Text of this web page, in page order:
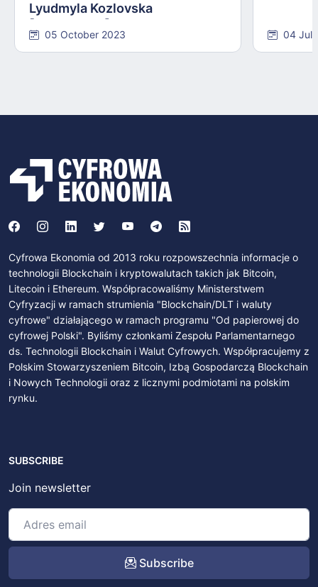
Lyudmyla Kozlovska
05 October 2023 04
Cyfrowa Ekonomia od 2013 roku rozpowszechnia informacje o
technologii Blockchain i kryptowalutach takich jak Bitcoin,
Litecoin i Ethereum. Współpracowaliśmy Ministerstwem
Cyfryzacji w ramach strumienia "Blockchain/DLT i waluty
cyfrowe" działającego w ramach programu "Od papierowej do
cyfrowej Polski". Byliśmy członkami Zespołu Parlamentarnego
ds. Technologii Blockchain i Walut Cyfrowych. Współpracujemy z
Polskim Stowarzyszeniem Bitcoin, Izbą Gospodarczą Blockchain
i Nowych Technologii oraz z licznymi podmiotami na polskim
rynku.
SUBSCRIBE
Join newsletter
Subscribe